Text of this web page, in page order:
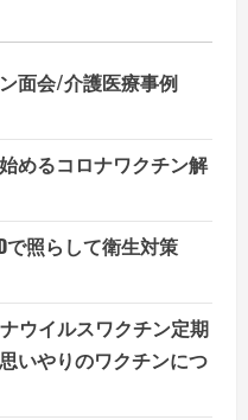
面会/介護医療事例
めるコロナワクチン解
で照らして衛生対策
ウイルスワクチン定期
いやりのワクチンにつ